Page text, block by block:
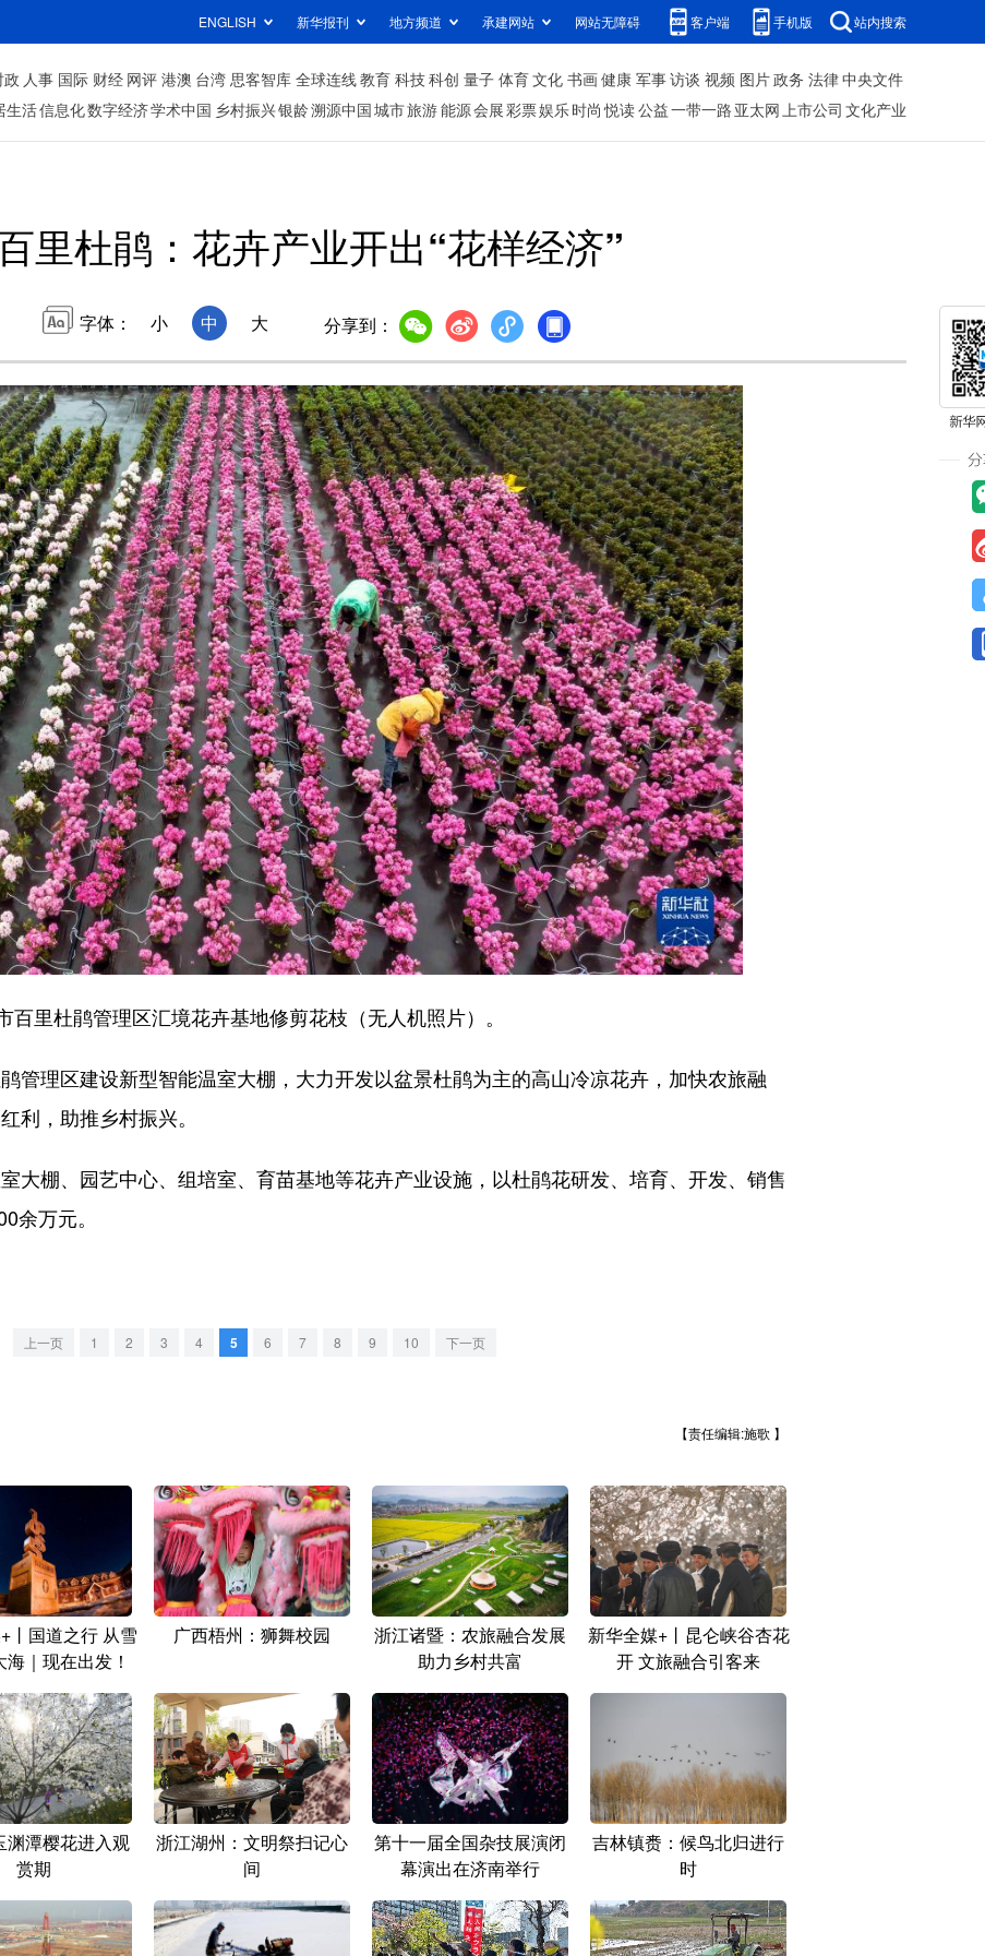
ENGLISH 新华报刊 地方频道 承建网站 网站无障碍 客户端 手机版 站内搜索
政 人事 国际 财经 网评 港澳 台湾 思客智库 全球连线教育 科技科创 量子 体育文化 书画健康 军事访谈 视频 图片政务 法律中央文件
生活信息化数字经济学术中国 乡村振兴银龄溯源中国城市旅游能源会展彩票娱乐时尚 悦读公益一带一路 亚太网上市公司 文化产业
里杜鹃：花卉产业开出“花样经济”
字体： 小 中 大 分享到：
里杜鹃管理区汇境花卉基地修剪花枝（无人机照片）。
理区建设新型智能温室大棚，大力开发以盆景杜鹃为主的高山冷凉花卉，加快农旅融
利，助推乡村振兴。
棚、园艺中心、组培室、育苗基地等花卉产业设施，以杜鹃花研发、培育、开发、销售
余万元。
上一页 1 2 3 4 5 6 7 8 9 10 下一页
【责任编辑:施歌 】
丨国道之行 从雪
｜现在出发！
广西梧州：狮舞校园
浙江诸暨：农旅融合发展
助力乡村共富
新华全媒+丨昆仑峡谷杏花
开 文旅融合引客来
渊潭樱花进入观
赏期
浙江湖州：文明祭扫记心
间
第十一届全国杂技展演闭
幕演出在济南举行
吉林镇赉：候鸟北归进行
时